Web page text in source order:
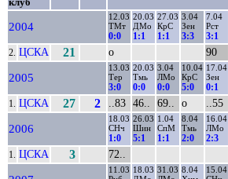
2004
12.03
ТМт
0:0
20.03
ДМо
1:1
27.03
КрС
1:1
3.04
Зен
3:3
7.04
Рст
3:1
2. ЦСКА 21 о 90
2005
13.03
Тер
3:0
20.03
Тмь
0:0
3.04
ЛМо
0:0
10.04
КрС
5:0
17.04
Зен
0:1
1. ЦСКА 27 2 ..83 46.. 69.. о ..55
2006
18.03
СНч
1:0
26.03
Шин
5:1
1.04
СпМ
1:1
8.04
Тмь
2:0
16.04
ЛМо
2:3
1. ЦСКА 3 72..
11.03 18.03 31.03 8.04
15.04